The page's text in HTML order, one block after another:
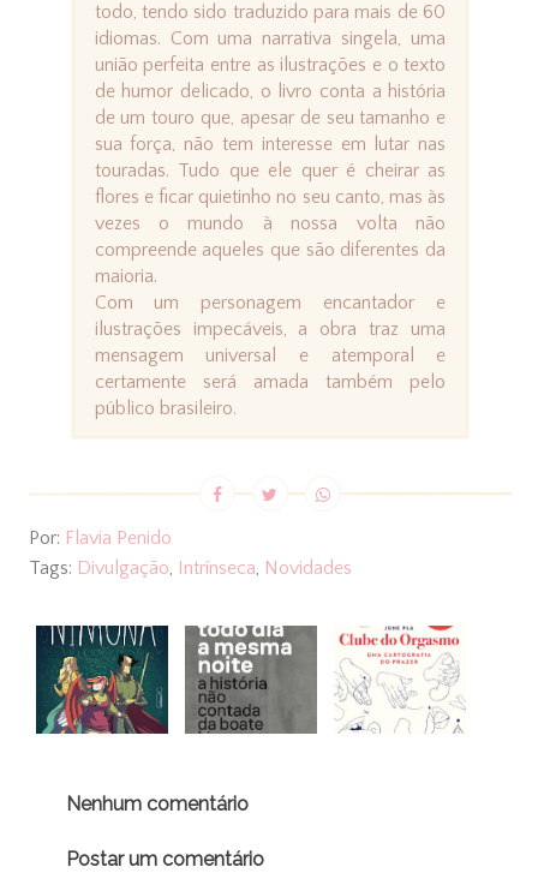
todo, tendo sido traduzido para mais de 60
idiomas. Com uma narrativa singela, uma
união perfeita entre as ilustrações e o texto
de humor delicado, o livro conta a história
de um touro que, apesar de seu tamanho e
sua força, não tem interesse em lutar nas
touradas. Tudo que ele quer é cheirar as
flores e ficar quietinho no seu canto, mas às
vezes o mundo à nossa volta não
compreende aqueles que são diferentes da
maioria.
Com um personagem encantador e
ilustrações impecáveis, a obra traz uma
mensagem universal e atemporal e
certamente será amada também pelo
público brasileiro.
Por: Flavia Penido
Tags: Divulgação, Intrínseca, Novidades
Nenhum comentário
Postar um comentário